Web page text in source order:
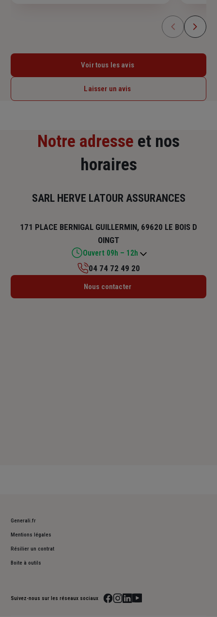
Voir tous les avis
Laisser un avis
Notre adresse et nos
horaires
SARL HERVE LATOUR ASSURANCES
171 PLACE BERNIGAL GUILLERMIN, 69620 LE BOIS D
OINGT
Ouvert 09h – 12h
Lundi : 09h – 12h
04 74 72 49 20
Nous contacter
Generali.fr
Mentions légales
Résilier un contrat
Boite à outils
Suivez-nous sur les réseaux sociaux